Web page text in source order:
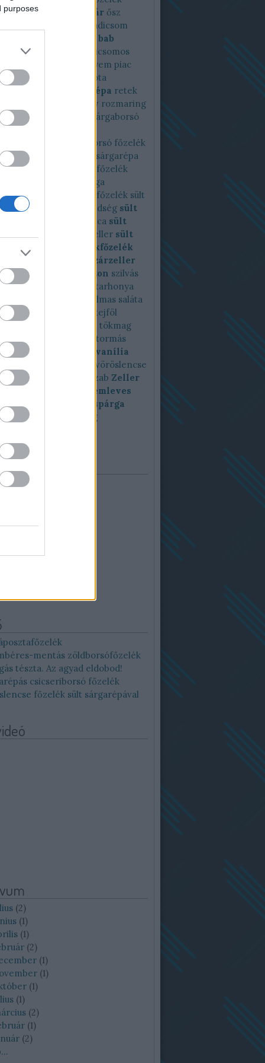
purposes
noltv nyár ősz
paradicsom
paradicsomos bab
káposzta
paradicsomos
petrezselyem piac
pirított zöldség
piskóta
répa retek
római kömény rozmaring
saláta
Sárgaborsó
sárgaborsó főzelék
sárgarépafőzelék
sárgarépa
sárgrépa
sóskafőzelék
spárga
spenótfőzelék sült
sültpaprika sültzöldség sült
sült kukorica sült
sült zeller sült
sütés
sütőtökfőzelék
szárzeller
szezámmag szezon szilvás
lepény
tarhonya
tartalmas saláta
tavaszfőzelék
tejföl
tökmag
tormás
Vajbab
vanília
vöröslencse
főzelék
zab Zeller
zellerkrémleves
zöldségleves
zöld spárga
zsírharang
2026
5 6 7
mentás zöldborsófőzelék
tészta. Az agyad eldobod!
csicseriborsó főzelék
főzelék sült sárgarépával
(2)
(1)
(1)
(2)
(1)
(1)
(1)
(1)
(2)
(1)
(2)
...